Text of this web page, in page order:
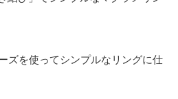
ズを使ってシンプルなリングに仕